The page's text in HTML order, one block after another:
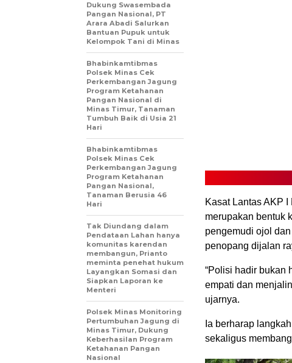
Kasat Lantas AKP
merupakan bentuk
pengemudi ojol
penopang dijalan
“Polisi hadir bukan
empati dan
ujarnya.
Ia berharap
sekaligus
Dukung Swasembada
Pangan Nasional, PT
Arara Abadi Salurkan
Bantuan Pupuk untuk
Kelompok Tani di Minas
Bhabinkamtibmas
Polsek Minas Cek
Perkembangan Jagung
Program Ketahanan
Pangan Nasional di
Minas Timur, Tanaman
Tumbuh Baik di Usia 21
Hari
Bhabinkamtibmas
Polsek Minas Cek
Perkembangan Jagung
Program Ketahanan
Pangan Nasional,
Tanaman Berusia 46
Hari
Tak Diundang dalam
Pendataan Lahan hanya
komunitas karendan
membangun, Prianto
meminta penehat hukum
Layangkan Somasi dan
Siapkan Laporan ke
Menteri
Polsek Minas Monitoring
Pertumbuhan Jagung di
Minas Timur, Dukung
Keberhasilan Program
Ketahanan Pangan
Nasional